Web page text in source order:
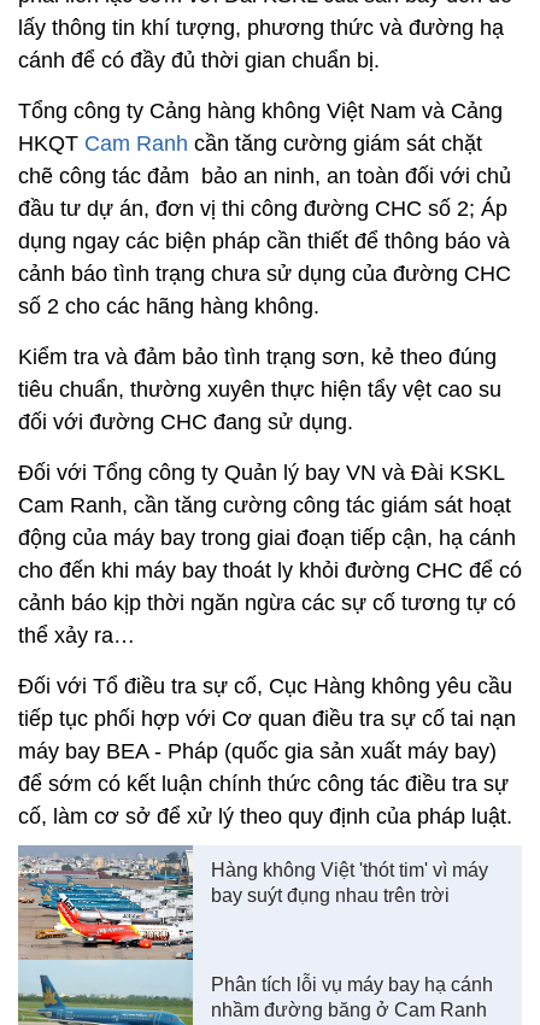
lấy thông tin khí tượng, phương thức và đường hạ
cánh để có đầy đủ thời gian chuẩn bị.
Tổng công ty Cảng hàng không Việt Nam và Cảng
HKQT Cam Ranh cần tăng cường giám sát chặt
chẽ công tác đảm bảo an ninh, an toàn đối với chủ
đầu tư dự án, đơn vị thi công đường CHC số 2; Áp
dụng ngay các biện pháp cần thiết để thông báo và
cảnh báo tình trạng chưa sử dụng của đường CHC
số 2 cho các hãng hàng không.
Kiểm tra và đảm bảo tình trạng sơn, kẻ theo đúng
tiêu chuẩn, thường xuyên thực hiện tẩy vệt cao su
đối với đường CHC đang sử dụng.
Đối với Tổng công ty Quản lý bay VN và Đài KSKL
Cam Ranh, cần tăng cường công tác giám sát hoạt
động của máy bay trong giai đoạn tiếp cận, hạ cánh
cho đến khi máy bay thoát ly khỏi đường CHC để có
cảnh báo kịp thời ngăn ngừa các sự cố tương tự có
thể xảy ra…
Đối với Tổ điều tra sự cố, Cục Hàng không yêu cầu
tiếp tục phối hợp với Cơ quan điều tra sự cố tai nạn
máy bay BEA - Pháp (quốc gia sản xuất máy bay)
để sớm có kết luận chính thức công tác điều tra sự
cố, làm cơ sở để xử lý theo quy định của pháp luật.
Hàng không Việt 'thót tim' vì máy
bay suýt đụng nhau trên trời
Phân tích lỗi vụ máy bay hạ cánh
nhầm đường băng ở Cam Ranh